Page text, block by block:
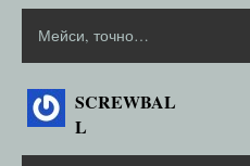
Мейси, точно…
SCREWBAL
L